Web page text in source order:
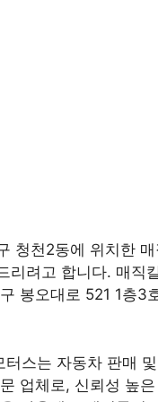
청천2동에 위치한
리려고 합니다. 매직
봉오대로 521 1층3
터스는 자동차 판매
업체로, 신뢰성 높